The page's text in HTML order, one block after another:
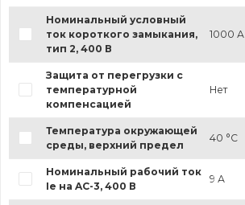
Номинальный условный
ток короткого замыкания,
тип 2, 400 В
1000 А
Защита от перегрузки с
температурной
компенсацией
Нет
Температура окружающей
среды, верхний предел
40 °C
Номинальный рабочий ток
Ie на AC-3, 400 В
9 А